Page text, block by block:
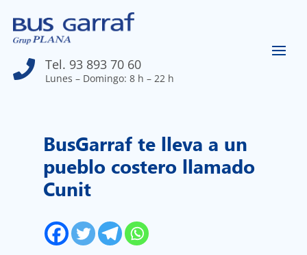
 Tel. 93 893 70 60
Lunes – Domingo: 8 h – 22 h
BusGarraf te lleva a un
pueblo costero llamado
Cunit